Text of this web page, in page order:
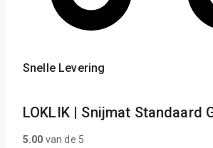
Snelle Levering
LOKLIK | Snijmat Standaard
5.00 van de 5